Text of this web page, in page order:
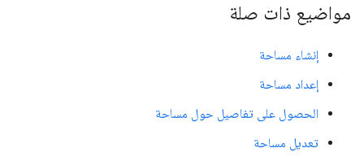
مواضيع ذات صلة
إنشاء مساحة
إعداد مساحة
الحصول على تفاصيل حول مساحة
تعديل مساحة